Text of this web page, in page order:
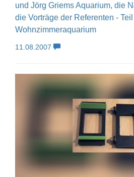
und Jörg Griems Aquarium, die
die Vorträge der Referenten -
Wohnzimmeraquarium
11.08.2007